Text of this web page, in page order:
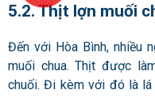
5.2. Thịt lợn muối
Đến với Hòa Bình, nhiều
muối chua. Thịt được
chuối. Đi kèm với đó là lá